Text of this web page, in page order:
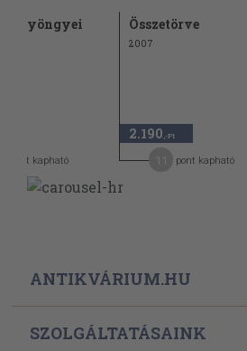
gyöngyei
pont kapható
Összetörve
2007
2.190 ,-Ft
pont kapható
ANTIKVÁRIUM.HU
SZOLGÁLTATÁSAINK